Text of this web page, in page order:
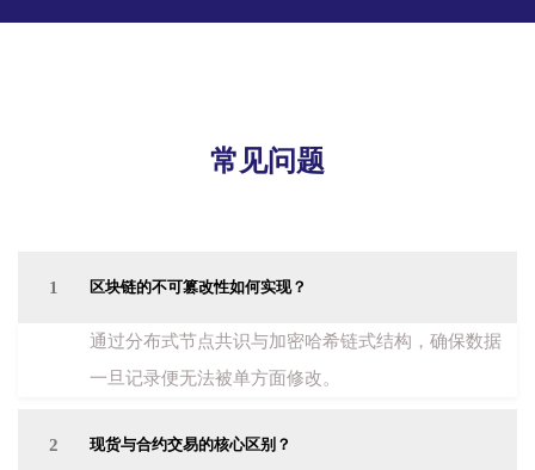
常见问题
1 区块链的不可篡改性如何实现？
通过分布式节点共识与加密哈希链式结构，确保数据
一旦记录便无法被单方面修改。
2 现货与合约交易的核心区别？